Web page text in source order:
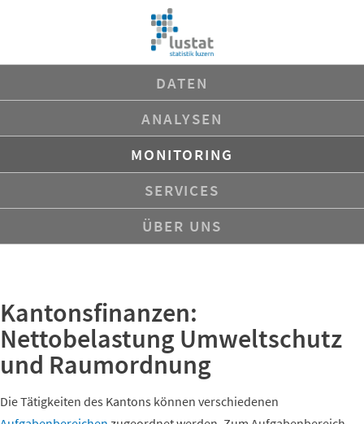
DATEN
ANALYSEN
MONITORING
SERVICES
ÜBER UNS
Kantonsfinanzen:
Nettobelastung Umweltschutz
und Raumordnung
Die Tätigkeiten des Kantons können verschiedenen